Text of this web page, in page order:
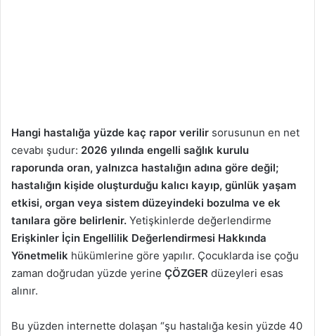
Hangi hastalığa yüzde kaç rapor verilir sorusunun en net
cevabı şudur: 2026 yılında engelli sağlık kurulu
raporunda oran, yalnızca hastalığın adına göre değil;
hastalığın kişide oluşturduğu kalıcı kayıp, günlük yaşam
etkisi, organ veya sistem düzeyindeki bozulma ve ek
tanılara göre belirlenir. Yetişkinlerde değerlendirme
Erişkinler İçin Engellilik Değerlendirmesi Hakkında
Yönetmelik hükümlerine göre yapılır. Çocuklarda ise çoğu
zaman doğrudan yüzde yerine ÇÖZGER düzeyleri esas
alınır.
Bu yüzden internette dolaşan “şu hastalığa kesin yüzde 40